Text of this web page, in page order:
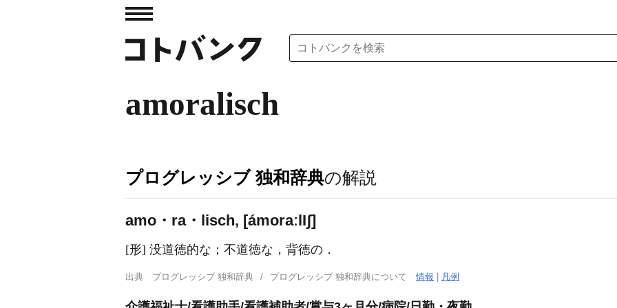
amoralisch
プログレッシブ 独和辞典の解説
amo・ra・lisch, [ámoraːlIʃ]
[形] 没道徳的な；不道徳な，背徳の．
出典 プログレッシブ 独和辞典 プログレッシブ 独和辞典について情報 凡例